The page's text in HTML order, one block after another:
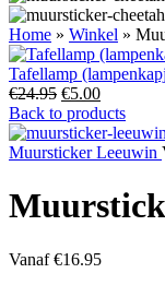
Home » Winkel »
Tafellamp
€24.95 Oorspronkelijke
prijs
was:
€24.95.
€5.00Huidige
prijs
is:
€5.00.
Back to products
Muursticker Leeuwin
Vanaf €16.95